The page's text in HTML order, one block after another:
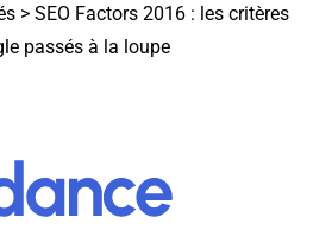
> SEO Factors 2016 : les critères
passés à la loupe